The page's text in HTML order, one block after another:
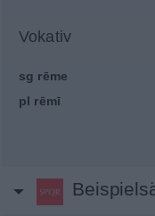
Vokativ
sg rēme
pl rēmī